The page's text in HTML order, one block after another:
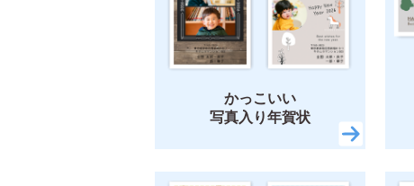
かっこいい
写真入り年賀状